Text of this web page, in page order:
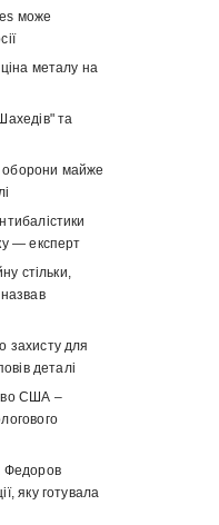
може
металу на
та
оборони майже
— експерт
стільки,
захисту для
деталі
США –
Федоров
яку готувала